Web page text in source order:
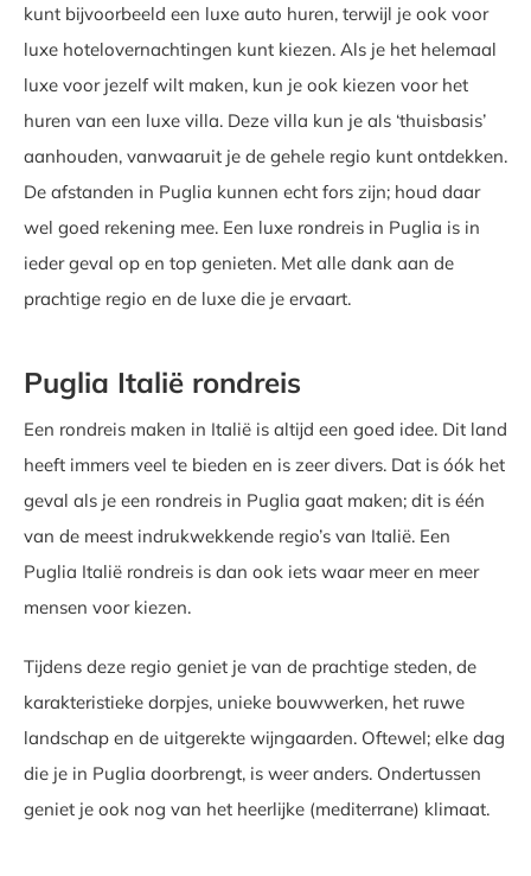
kunt bijvoorbeeld een luxe auto huren, terwijl je ook voor
luxe hotelovernachtingen kunt kiezen. Als je het helemaal
luxe voor jezelf wilt maken, kun je ook kiezen voor het
huren van een luxe villa. Deze villa kun je als ‘thuisbasis’
aanhouden, vanwaaruit je de gehele regio kunt ontdekken.
De afstanden in Puglia kunnen echt fors zijn; houd daar
wel goed rekening mee. Een luxe rondreis in Puglia is in
ieder geval op en top genieten. Met alle dank aan de
prachtige regio en de luxe die je ervaart.
Puglia Italië rondreis
Een rondreis maken in Italië is altijd een goed idee. Dit land
heeft immers veel te bieden en is zeer divers. Dat is óók het
geval als je een rondreis in Puglia gaat maken; dit is één
van de meest indrukwekkende regio’s van Italië. Een
Puglia Italië rondreis is dan ook iets waar meer en meer
mensen voor kiezen.
Tijdens deze regio geniet je van de prachtige steden, de
karakteristieke dorpjes, unieke bouwwerken, het ruwe
landschap en de uitgerekte wijngaarden. Oftewel; elke dag
die je in Puglia doorbrengt, is weer anders. Ondertussen
geniet je ook nog van het heerlijke (mediterrane) klimaat.